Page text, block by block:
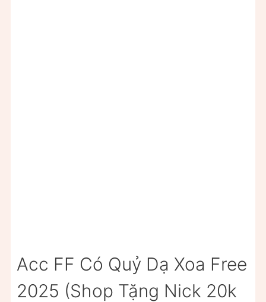
Acc FF Có Quỷ Dạ Xoa Free
2025 (Shop Tặng Nick 20k